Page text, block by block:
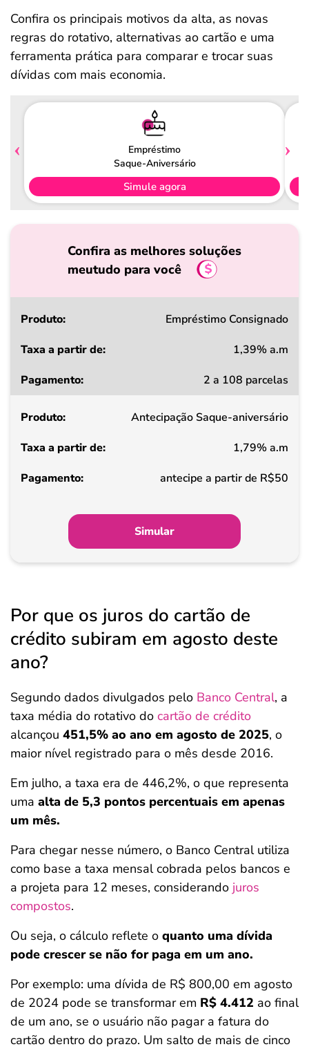
Confira os principais motivos da alta, as novas
regras do rotativo, alternativas ao cartão e uma
ferramenta prática para comparar e trocar suas
dívidas com mais economia.
Empréstimo
Saque-Aniversário
Simule agora
Confira as melhores soluções
meutudo para você
Produto
a
de
Pagamento
Empréstimo Consignado
1,39% a.m
2 a 108 parcelas
Antecipação Saque-aniversário
1,79% a.m
antecipe a partir de R$50
Simular
Por que os juros do cartão de
crédito subiram em agosto deste
ano?
Segundo dados divulgados pelo Banco Central, a
taxa média do rotativo do cartão de crédito
alcançou 451,5% ao ano em agosto de 2025, o
maior nível registrado para o mês desde 2016.
Em julho, a taxa era de 446,2%, o que representa
uma alta de 5,3 pontos percentuais em apenas
um mês.
Para chegar nesse número, o Banco Central utiliza
como base a taxa mensal cobrada pelos bancos e
a projeta para 12 meses, considerando juros
compostos.
Ou seja, o cálculo reflete o quanto uma dívida
pode crescer se não for paga em um ano.
Por exemplo: uma dívida de R$ 800,00 em agosto
de 2024 pode se transformar em R$ 4.412 ao final
de um ano, se o usuário não pagar a fatura do
cartão dentro do prazo. Um salto de mais de cinco